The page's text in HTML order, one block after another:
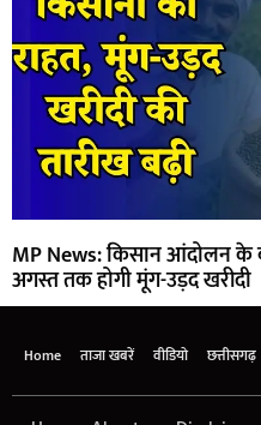
MP News: किसान आंदोलन
अगस्त तक होगी मूंग-उड़द खरीदी
Home ताजा खबरें वीडियो छत्तीसगढ़